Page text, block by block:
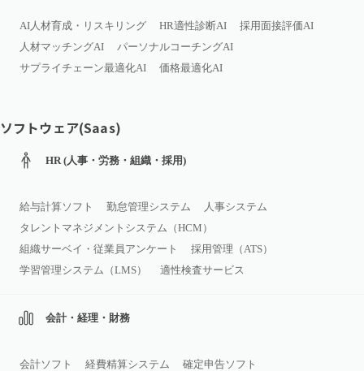
AI人材育成・リスキリング HR適性診断AI
採用面接評価AI
人材マッチングAI
パーソナルコーチングAI
サプライチェーン最適化AI
価格最適化AI
ソフトウェア(Saas)
HR (人事・労務・組織・採用)
給与計算ソフト 勤怠管理システム
人事システム
タレントマネジメントシステム（HCM）
組織サーベイ・従業員アンケート
採用管理（ATS）
学習管理システム（LMS）
適性検査サービス
会計・経理・財務
会計ソフト 経費精算システム
確定申告ソフト